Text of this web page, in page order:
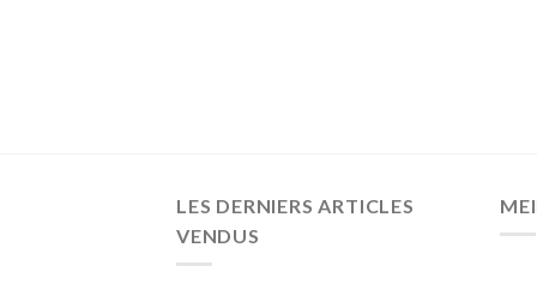
LES DERNIERS ARTICLES
VENDUS